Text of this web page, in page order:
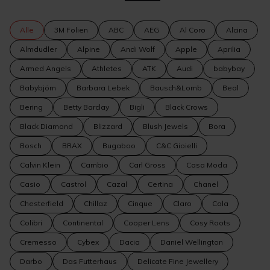
Alle 3M Folien ABC AEG Al Coro Alcina
Almdudler Alpine Andi Wolf Apple Aprilia
Armed Angels Athletes ATK Audi babybay
Babybjörn Barbara Lebek Bausch&Lomb Beal
Bering Betty Barclay Bigli Black Crows
Black Diamond Blizzard Blush Jewels Bora
Bosch BRAX Bugaboo C&C Gioielli
Calvin Klein Cambio Carl Gross Casa Moda
Casio Castrol Cazal Certina Chanel
Chesterfield Chillaz Cinque Claro Cola
Colibri Continental Cooper Lens Cosy Roots
Cremesso Cybex Dacia Daniel Wellington
Darbo Das Futterhaus Delicate Fine Jewellery